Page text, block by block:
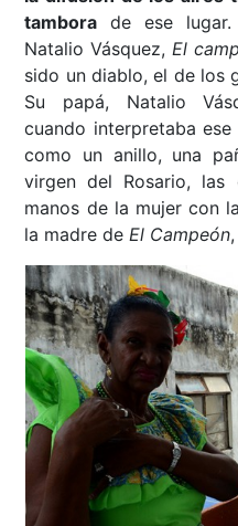
tambora de ese lugar.
Natalio Vásquez, El
sido un diablo, el de los
Su papá, Natalio
cuando interpretaba
como un anillo, una
virgen del Rosario,
manos de la mujer con
la madre deEl Campeón